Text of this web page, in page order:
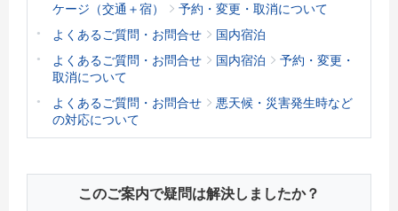
ケージ（交通＋宿）
予約・変更・取消について
よくあるご質問・お問合せ
国内宿泊
よくあるご質問・お問合せ
国内宿泊
予約・変更・
取消について
よくあるご質問・お問合せ
悪天候・災害発生時など
の対応について
このご案内で疑問は解決しましたか？